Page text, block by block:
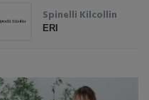
Spinelli Kilcollin
ERI